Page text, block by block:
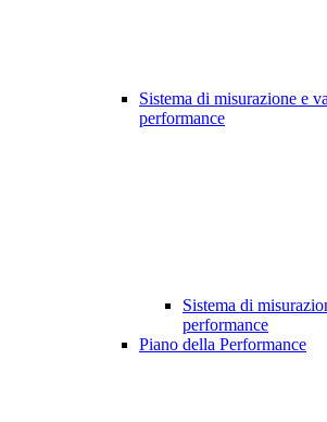
Sistema di misurazione e
performance
Sistema di
performance
Piano della Performance